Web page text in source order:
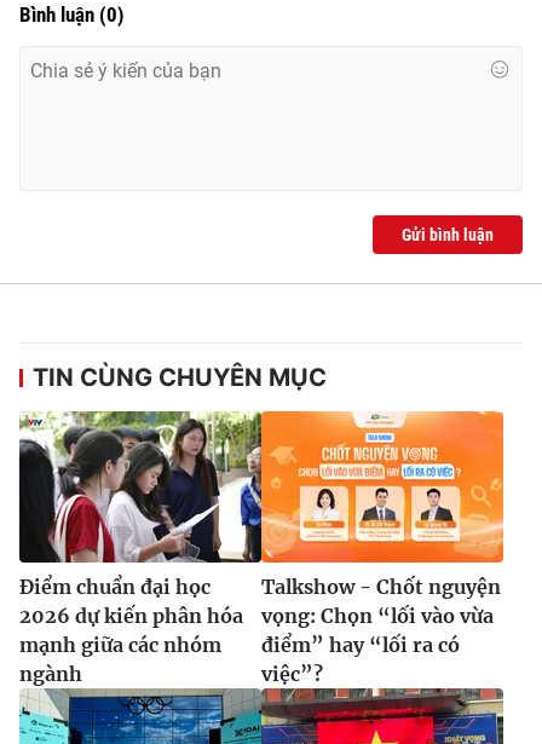
Bình luận (0)
Gửi bình luận
TIN CÙNG CHUYÊN MỤC
Điểm chuẩn đại học
2026 dự kiến phân hóa
mạnh giữa các nhóm
ngành
Talkshow - Chốt nguyện
vọng: Chọn “lối vào vừa
điểm” hay “lối ra có
việc”?